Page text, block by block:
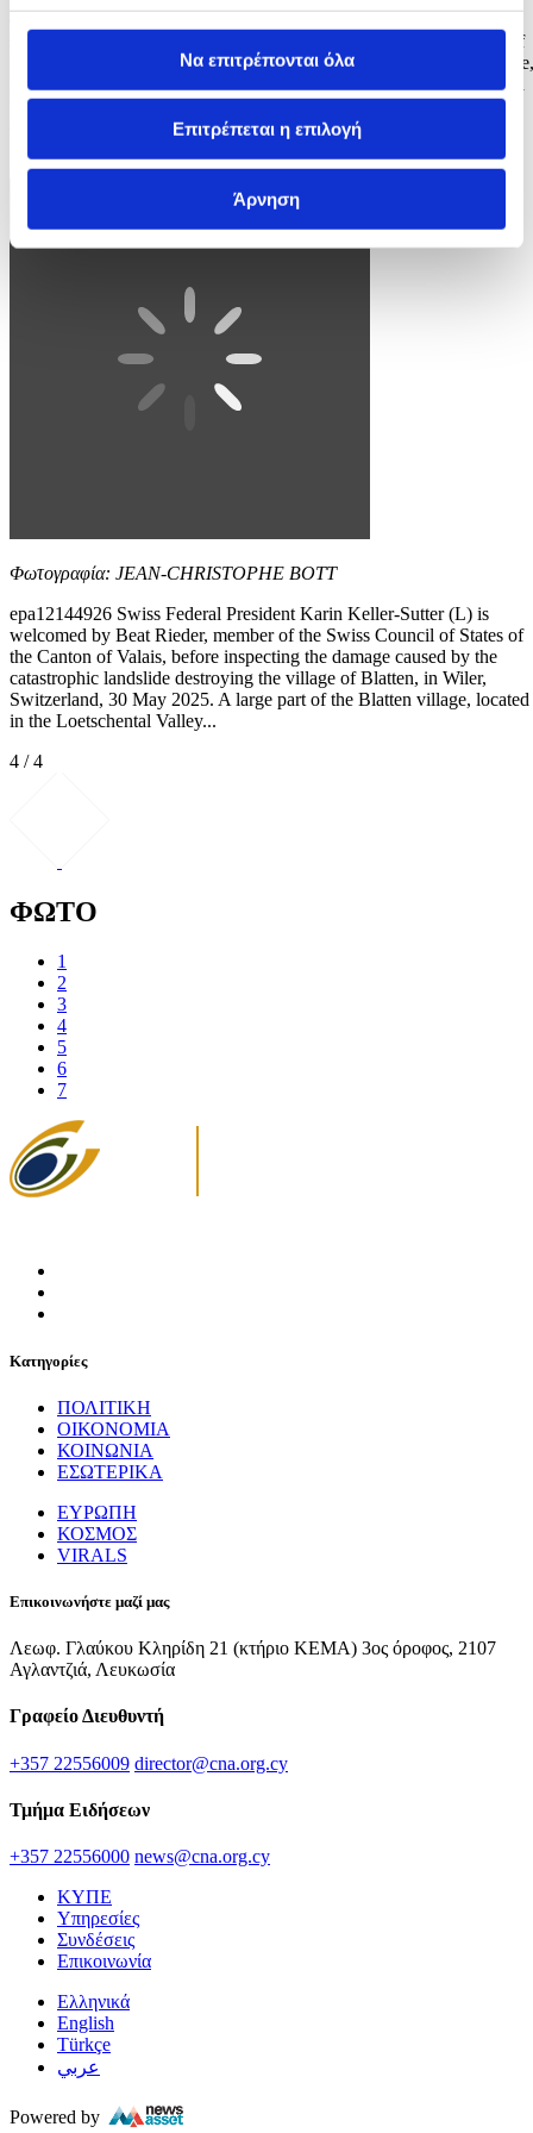
Να επιτρέπονται όλα
Επιτρέπεται η επιλογή
Άρνηση
stone, after the formation of a lake on the last houses of the village of
Blatten, Switzerland, 30 May 2025. A large part of the Blatten village,
located in the Loetschental Valley in the canton of Valais, was buried
under masses of ice, mud, and rock on 28 May after several million
3 / 4
Φωτογραφία: JEAN-CHRISTOPHE BOTT
epa12144926 Swiss Federal President Karin Keller-Sutter (L) is
welcomed by Beat Rieder, member of the Swiss Council of States of
the Canton of Valais, before inspecting the damage caused by the
catastrophic landslide destroying the village of Blatten, in Wiler,
Switzerland, 30 May 2025. A large part of the Blatten village, located
in the Loetschental Valley...
4 / 4
ΦΩΤΟ
1
2
3
4
5
6
7
Κατηγορίες
ΠΟΛΙΤΙΚΗ
ΟΙΚΟΝΟΜΙΑ
ΚΟΙΝΩΝΙΑ
ΕΣΩΤΕΡΙΚΑ
ΕΥΡΩΠΗ
ΚΟΣΜΟΣ
VIRALS
Επικοινωνήστε μαζί μας
Λεωφ. Γλαύκου Κληρίδη 21 (κτήριο ΚΕΜΑ) 3ος όροφος, 2107
Αγλαντζιά, Λευκωσία
Γραφείο Διευθυντή
+357 22556009 director@cna.org.cy
Τμήμα Ειδήσεων
+357 22556000 news@cna.org.cy
ΚΥΠΕ
Υπηρεσίες
Συνδέσεις
Επικοινωνία
Ελληνικά
English
Türkçe
عربي
Powered by